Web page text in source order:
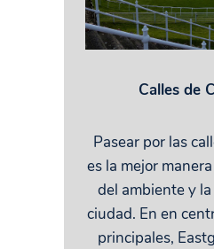
Calles de
Pasear por las
es la mejor
del ambiente y
ciudad. En en
principales,